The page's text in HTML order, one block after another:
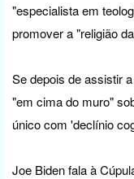
"especialista em
promover a "religião
Se depois de assistir
"em cima do muro"
único com 'declínio
Joe Biden fala à